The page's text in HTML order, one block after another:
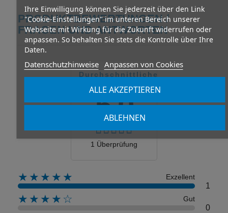
PRODUKTBEWERTUNGEN /
FRAGEN UND ANTWORTEN
Durchschnittliche
5.0
1 Überprüfung
★★★★★ Exzellent
1
★★★★☆ Gut
0
Ihre Einwilligung können Sie jederzeit über den Link
"Cookie-Einstellungen" im unteren Bereich unserer
Webseite mit Wirkung für die Zukunft widerrufen oder
anpassen. So behalten Sie stets die Kontrolle über Ihre
Daten.
Datenschutzhinweise Anpassen von Cookies
ABLEHNEN
ALLE AKZEPTIEREN